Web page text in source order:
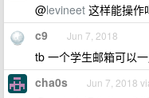
@levineet 这样能操作
c9 Jun 7, 2018
tb 一个学生邮箱可以
cha0s Jun 7, 2018